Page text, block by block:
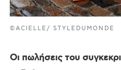
©ACIELLE/ STYLEDUMONDE
Oι πωλήσεις του